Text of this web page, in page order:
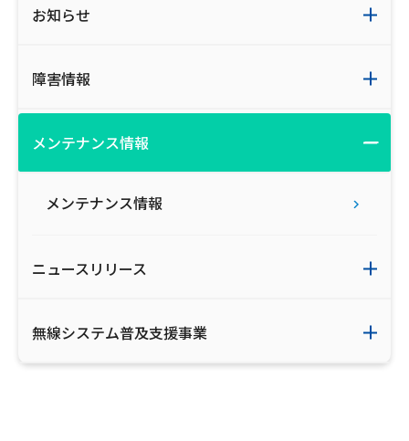
情報セキュリティ基本方針
広告掲載のご案内
お知らせ
障害情報
メンテナンス情報
メンテナンス情報
ニュースリリース
無線システム普及支援事業